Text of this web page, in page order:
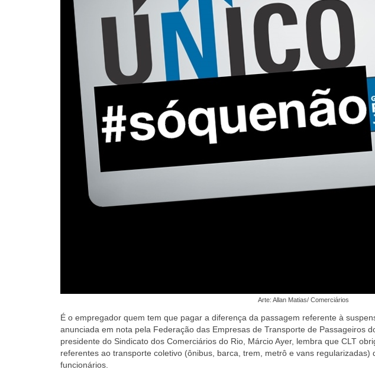
Arte: Allan Matias/ Comerciários
É o empregador quem tem que pagar a diferença da passagem referente à
anunciada em nota pela Federação das Empresas de Transporte de Passageiros
presidente do Sindicato dos Comerciários do Rio, Márcio Ayer, lembra que CLT
referentes ao transporte coletivo (ônibus, barca, trem, metrô e vans
funcionários.